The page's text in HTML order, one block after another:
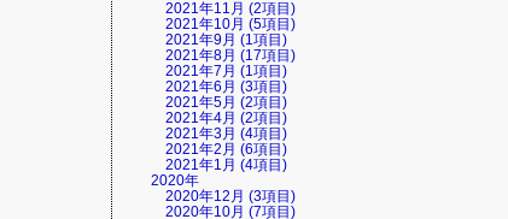
2021年11月 (2項目)
2021年10月 (5項目)
2021年9月 (1項目)
2021年8月 (17項目)
2021年7月 (1項目)
2021年6月 (3項目)
2021年5月 (2項目)
2021年4月 (2項目)
2021年3月 (4項目)
2021年2月 (6項目)
2021年1月 (4項目)
2020年
2020年12月 (3項目)
2020年10月 (7項目)